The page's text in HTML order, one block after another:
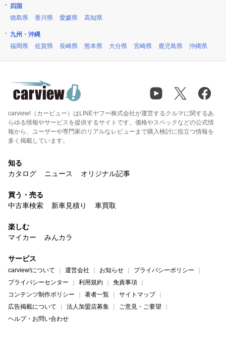
四国
徳島県
香川県 愛媛県 高知県
九州・沖縄
福岡県
佐賀県 長崎県 熊本県 大分県 宮崎県 鹿児島県 沖縄県
carview!（カービュー）はLINEヤフー株式会社が運営するクルマに関するあ
らゆる情報やサービスを提供するサイトです。価格やスペックなどの公式情
報から、ユーザーや専門家のリアルなレビューまで購入検討に役立つ情報を
多く掲載しています。
知る
カタログ
ニュース オリジナル記事
買う・売る
中古車検索
新車見積り 車買取
楽しむ
マイカー
みんカラ
サービス
carview!について 運営会社 お知らせ
プライバシーポリシー
プライバシーセンター
利用規約
免責事項
コンテンツ制作ポリシー
著者一覧
サイトマップ
広告掲載について
法人加盟店募集
ご意見・ご要望
ヘルプ・お問い合わせ